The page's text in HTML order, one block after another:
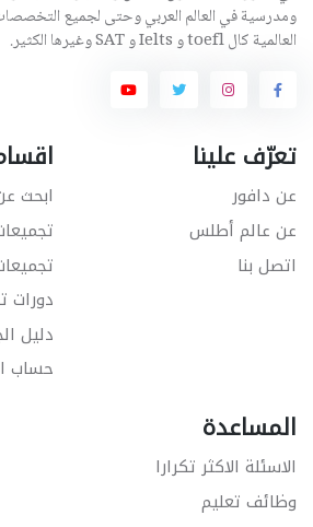
ومدرسية في العالم العربي وحتى لجميع التخصصات
العالمية كال toefl و Ielts و SAT وغيرها الكثير.
تعرّف علينا
عن دافور
عن عالم أطلس
اتصل بنا
ابحث
دورات
دليل
حساب
المساعدة
الاسئلة الاكثر تكرارا
وظائف تعليم